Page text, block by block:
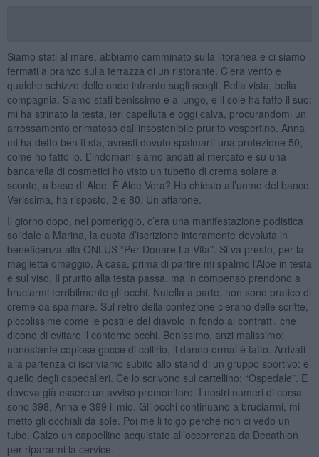
Siamo stati al mare, abbiamo camminato sulla litoranea e ci siamo
fermati a pranzo sulla terrazza di un ristorante. C’era vento e
qualche schizzo delle onde infrante sugli scogli. Bella vista, bella
compagnia. Siamo stati benissimo e a lungo, e il sole ha fatto il suo:
mi ha strinato la testa, ieri capelluta e oggi calva, procurandomi un
arrossamento erimatoso dall’insostenibile prurito vespertino. Anna
mi ha detto ben ti sta, avresti dovuto spalmarti una protezione 50,
come ho fatto io. L’indomani siamo andati al mercato e su una
bancarella di cosmetici ho visto un tubetto di crema solare a
sconto, a base di Aloe. È Aloe Vera? Ho chiesto all’uomo del banco.
Verissima, ha risposto, 2 e 80. Un affarone.
Il giorno dopo, nel pomeriggio, c’era una manifestazione podistica
solidale a Marina, la quota d’iscrizione interamente devoluta in
beneficenza alla ONLUS “Per Donare La Vita”. Si va presto, per la
maglietta omaggio. A casa, prima di partire mi spalmo l’Aloe in testa
e sul viso. Il prurito alla testa passa, ma in compenso prendono a
bruciarmi terribilmente gli occhi. Nutella a parte, non sono pratico di
creme da spalmare. Sul retro della confezione c’erano delle scritte,
piccolissime come le postille del diavolo in fondo ai contratti, che
dicono di evitare il contorno occhi. Benissimo, anzi malissimo:
nonostante copiose gocce di collirio, il danno ormai è fatto. Arrivati
alla partenza ci iscriviamo subito allo stand di un gruppo sportivo: è
quello degli ospedalieri. Ce lo scrivono sul cartellino: “Ospedale”. E
doveva già essere un avviso premonitore. I nostri numeri di corsa
sono 398, Anna e 399 il mio. Gli occhi continuano a bruciarmi, mi
metto gli occhiali da sole. Poi me li tolgo perché non ci vedo un
tubo. Calzo un cappellino acquistato all’occorrenza da Decathlon
per ripararmi la cervice.